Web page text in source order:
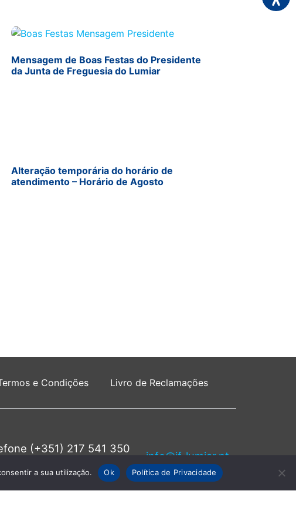
Mensagem de Boas Festas do Presidente
da Junta de Freguesia do Lumiar
Alteração temporária do horário de
atendimento – Horário de Agosto
e Condições Livro de Reclamações
(+351) 217 541 350
info@jf-lumiar.pt
a sua utilização. Ok Política de Privacidade